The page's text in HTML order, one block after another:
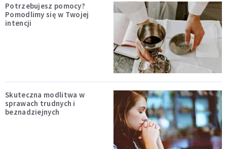
Potrzebujesz pomocy?
Pomodlimy się w Twojej
intencji
Skuteczna modlitwa w
sprawach trudnych i
beznadziejnych